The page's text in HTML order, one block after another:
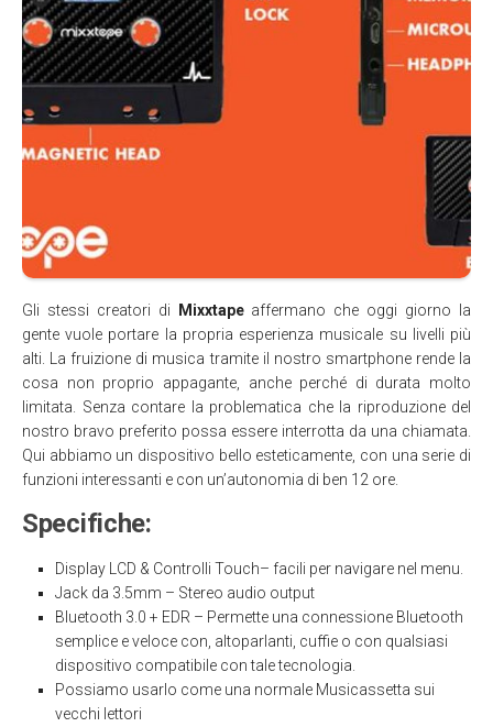
Gli stessi creatori di Mixxtapeaffermano che oggi giorno la
gente vuole portare la propria esperienza musicale su livelli più
alti. La fruizione di musica tramite il nostro smartphone rende la
cosa non proprio appagante, anche perché di durata molto
limitata. Senza contare la problematica che la riproduzione del
nostro bravo preferito possa essere interrotta da una chiamata.
Qui abbiamo un dispositivo bello esteticamente, con una serie di
funzioni interessanti e con un’autonomia di ben 12 ore.
Specifiche:
Display LCD & Controlli Touch– facili per navigare nel menu.
Jack da 3.5mm – Stereo audio output
Bluetooth 3.0 + EDR – Permette una connessione Bluetooth
semplice e veloce con, altoparlanti, cuffie o con qualsiasi
dispositivo compatibile con tale tecnologia.
Possiamo usarlo come una normale Musicassetta sui
vecchi lettori